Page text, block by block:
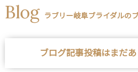
Blog ラブリー岐阜ブライダルの
ブログ記事投稿はまだあ